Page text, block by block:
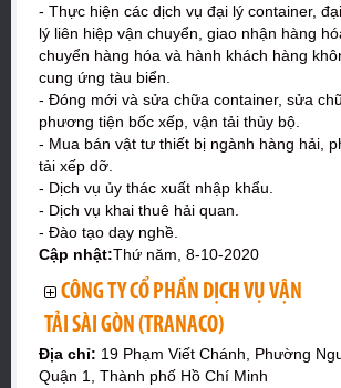
- Thực hiện các dịch vụ đại lý container,
lý liên hiệp vận chuyển, giao nhận hàng
chuyển hàng hóa và hành khách hàng
cung ứng tàu biển.
- Đóng mới và sửa chữa container, sửa
phương tiện bốc xếp, vận tải thủy bộ.
- Mua bán vật tư thiết bị ngành hàng hải,
tải xếp dỡ.
- Dịch vụ ủy thác xuất nhập khẩu.
- Dịch vụ khai thuê hải quan.
- Đào tạo dạy nghề.
Cập nhật:Thứ năm, 8-10-2020
CÔNG TY CỔ PHẦN DỊCH VỤ VẬN
TẢI SÀI GÒN (TRANACO)
Địa chỉ: 19 Phạm Viết Chánh, Phường
Quận 1, Thành phố Hồ Chí Minh